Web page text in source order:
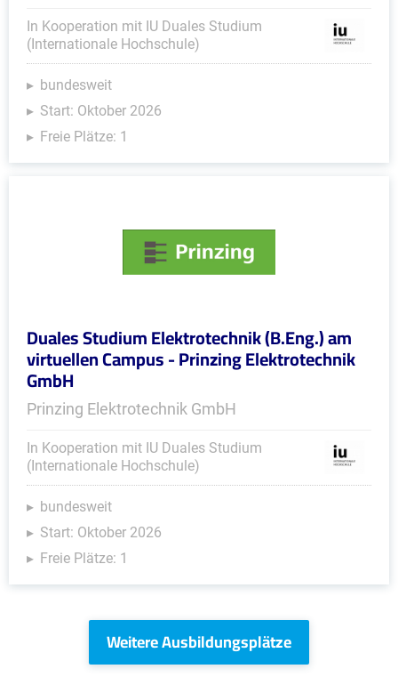
In Kooperation mit IU Duales Studium
(Internationale Hochschule)
bundesweit
Start: Oktober 2026
Freie Plätze: 1
Duales Studium Elektrotechnik (B.Eng.) am
virtuellen Campus - Prinzing Elektrotechnik
GmbH
Prinzing Elektrotechnik GmbH
In Kooperation mit IU Duales Studium
(Internationale Hochschule)
bundesweit
Start: Oktober 2026
Freie Plätze: 1
Weitere Ausbildungsplätze